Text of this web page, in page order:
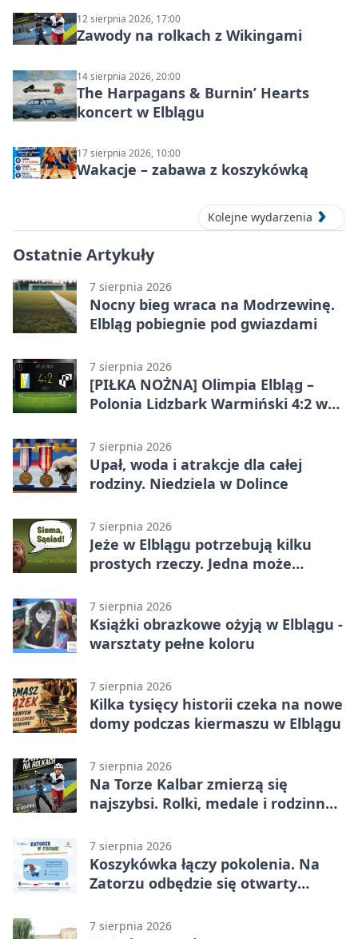
12 sierpnia 2026, 17:00
Zawody na rolkach z Wikingami
14 sierpnia 2026, 20:00
The Harpagans & Burnin’ Hearts
koncert w Elblągu
17 sierpnia 2026, 10:00
Wakacje – zabawa z koszykówką
Kolejne wydarzenia
Ostatnie Artykuły
7 sierpnia 2026
Nocny bieg wraca na Modrzewinę.
Elbląg pobiegnie pod gwiazdami
7 sierpnia 2026
[PIŁKA NOŻNA] Olimpia Elbląg –
Polonia Lidzbark Warmiński 4:2 w
7 sierpnia 2026
Upał, woda i atrakcje dla całej
rodziny. Niedziela w Dolince
7 sierpnia 2026
Jeże w Elblągu potrzebują kilku
prostych rzeczy. Jedna może
7 sierpnia 2026
Książki obrazkowe ożyją w Elblągu -
warsztaty pełne koloru
7 sierpnia 2026
Kilka tysięcy historii czeka na nowe
domy podczas kiermaszu w Elblągu
7 sierpnia 2026
Na Torze Kalbar zmierzą się
najszybsi. Rolki, medale i rodzinna
7 sierpnia 2026
Koszykówka łączy pokolenia. Na
Zatorzu odbędzie się otwarty
7 sierpnia 2026